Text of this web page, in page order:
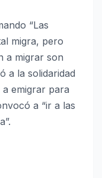
“Las
migra, pero
a migrar son
a la solidaridad
a emigrar para
a “ir a las